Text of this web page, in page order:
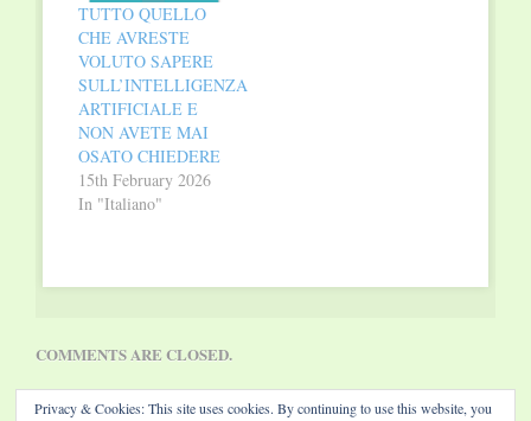
TUTTO QUELLO
CHE AVRESTE
VOLUTO SAPERE
SULL’INTELLIGENZA
ARTIFICIALE E
NON AVETE MAI
OSATO CHIEDERE
15th February 2026
In "Italiano"
COMMENTS ARE CLOSED.
Privacy & Cookies: This site uses cookies. By continuing to use this website, you